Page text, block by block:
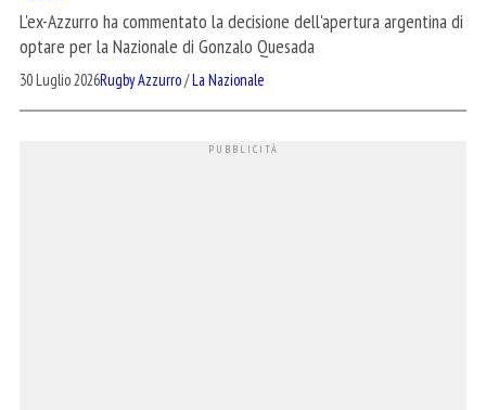
L'ex-Azzurro ha commentato la decisione dell'apertura argentina di
optare per la Nazionale di Gonzalo Quesada
30 Luglio 2026Rugby Azzurro/La Nazionale